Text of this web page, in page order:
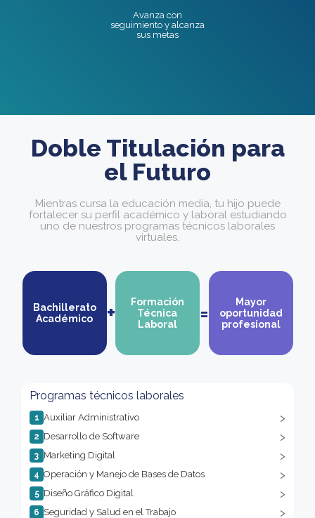
Avanza con
seguimiento y alcanza
sus metas
Doble Titulación para
el Futuro
Mientras cursa la educación media, tu hijo puede
fortalecer su perfil académico y laboral estudiando
uno de nuestros programas técnicos laborales
virtuales.
Bachillerato
Académico
+
Formación
Técnica
Laboral
=
Mayor
oportunidad
profesional
Programas técnicos laborales
1 Auxiliar Administrativo
2 Desarrollo de Software
3 Marketing Digital
4 Operación y Manejo de Bases de Datos
5 Diseño Gráfico Digital
6 Seguridad y Salud en el Trabajo